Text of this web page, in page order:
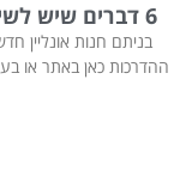
6 דברים שיש לשים אליהם לב בחנות האונליין שלכם
בניתם חנות אונליין
ההדרכות כאן באתר או